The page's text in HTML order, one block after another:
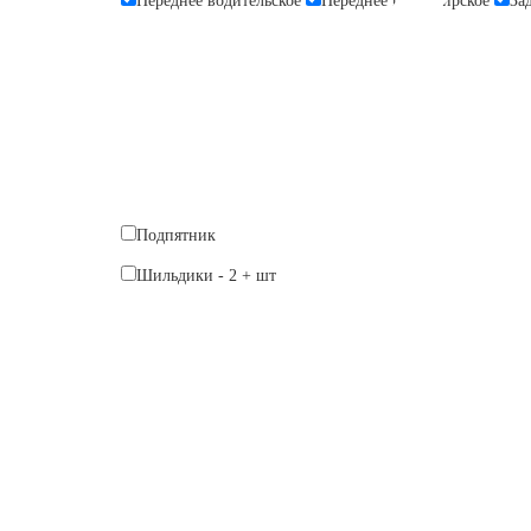
Подпятник
Шильдики - 2 + шт